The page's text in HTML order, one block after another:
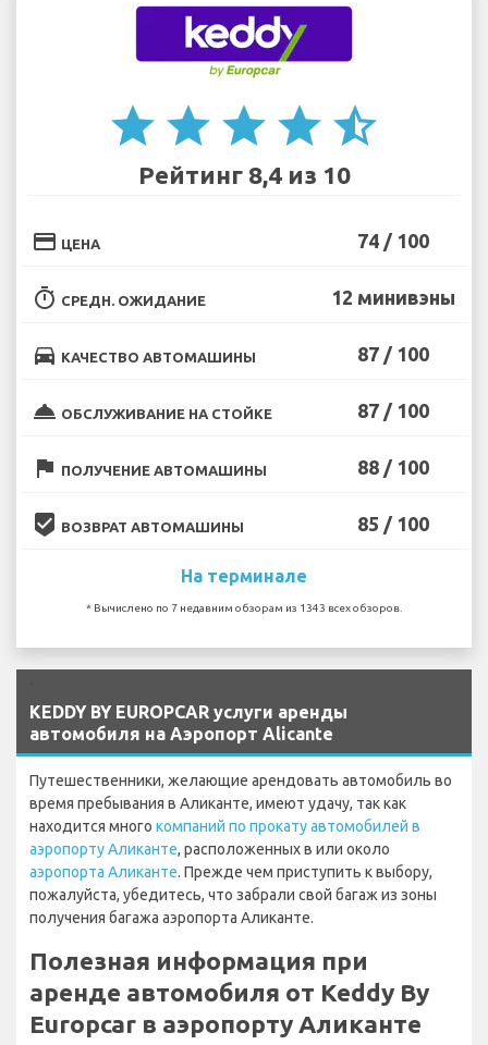
star star star star star_half
Рейтинг 8,4 из 10
credit_card ЦЕНА 74 / 100
timer СРЕДН. ОЖИДАНИЕ 12 минивэны
directions_car КАЧЕСТВО АВТОМАШИНЫ 87 / 100
room_service ОБСЛУЖИВАНИЕ НА СТОЙКЕ 87 / 100
flag ПОЛУЧЕНИЕ АВТОМАШИНЫ 88 / 100
beenhere ВОЗВРАТ АВТОМАШИНЫ 85 / 100
На терминале
* Вычислено по 7 недавним обзорам из 1343 всех обзоров.
KEDDY BY EUROPCAR услуги аренды
автомобиля на Аэропорт Alicante
Путешественники, желающие арендовать автомобиль во
время пребывания в Аликанте, имеют удачу, так как
находится много компаний по прокату автомобилей в
аэропорту Аликанте, расположенных в или около
аэропорта Аликанте. Прежде чем приступить к выбору,
пожалуйста, убедитесь, что забрали свой багаж из зоны
получения багажа аэропорта Аликанте.
Полезная информация при
аренде автомобиля от Keddy By
Europcar в аэропорту Аликанте